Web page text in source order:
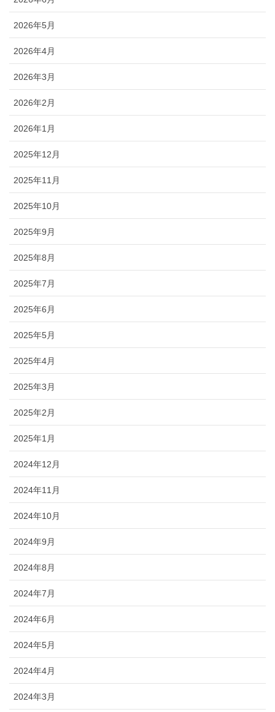
2026年5月
2026年4月
2026年3月
2026年2月
2026年1月
2025年12月
2025年11月
2025年10月
2025年9月
2025年8月
2025年7月
2025年6月
2025年5月
2025年4月
2025年3月
2025年2月
2025年1月
2024年12月
2024年11月
2024年10月
2024年9月
2024年8月
2024年7月
2024年6月
2024年5月
2024年4月
2024年3月